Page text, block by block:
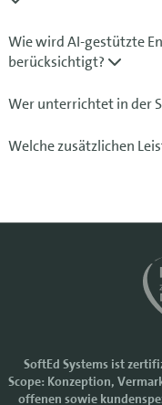
Wie wird AI-gestützte
berücksichtigt?
Wer unterrichtet in der
Welche zusätzlichen
SoftEd Systems ist
Scope: Konzeption,
offenen sowie
Cookie-Einstellungen